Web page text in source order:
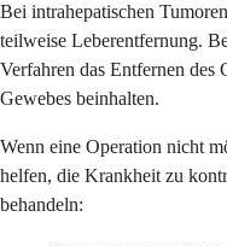
Bei intrahepatischen
teilweise Leberentfernung.
Verfahren das Entfernen des
Gewebes beinhalten.
Wenn eine Operation nicht
helfen, die Krankheit zu
behandeln: